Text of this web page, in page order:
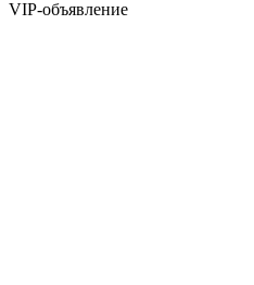
VIP-объявление